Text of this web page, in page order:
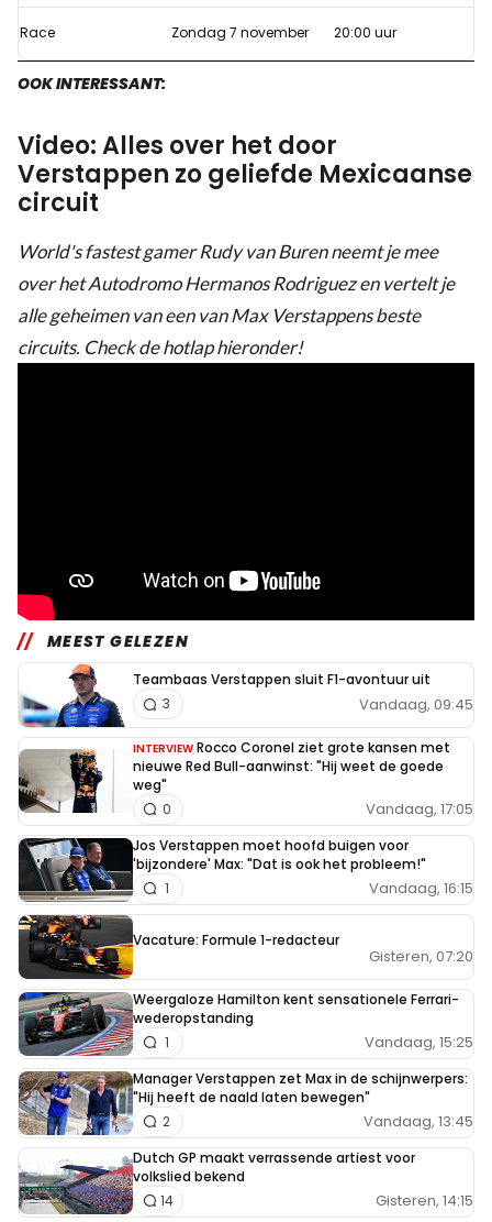
Race Zondag 7 november 20:00 uur
OOK INTERESSANT:
Video: Alles over het door
Verstappen zo geliefde Mexicaanse
circuit
World's fastest gamer Rudy van Buren neemt je mee
over het Autodromo Hermanos Rodriguez en vertelt je
alle geheimen van een van Max Verstappens beste
circuits. Check de hotlap hieronder!
MEEST GELEZEN
Teambaas Verstappen sluit F1-avontuur uit
Vandaag, 09:45
3
INTERVIEW Rocco Coronel ziet grote kansen met
nieuwe Red Bull-aanwinst: "Hij weet de goede
weg"
Vandaag, 17:05
0
Jos Verstappen moet hoofd buigen voor
'bijzondere' Max: "Dat is ook het probleem!"
Vandaag, 16:15
1
Vacature: Formule 1-redacteur
Gisteren, 07:20
Weergaloze Hamilton kent sensationele Ferrari-
wederopstanding
Vandaag, 15:25
1
Manager Verstappen zet Max in de schijnwerpers:
"Hij heeft de naald laten bewegen"
Vandaag, 13:45
2
Dutch GP maakt verrassende artiest voor
volkslied bekend
Gisteren, 14:15
14